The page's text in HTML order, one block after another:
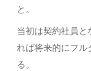
と。
当初は契約社員
れば将来的にフ
る。